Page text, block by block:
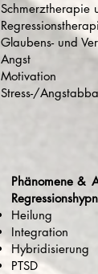
Schmerztherapie
Glaubens- und
Angst
Motivation
Stress-/
Phänomene &
Heilung
Integration
Hybridisierung
PTSD